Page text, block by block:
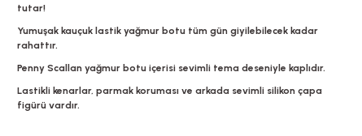
tutar!
Yumuşak kauçuk lastik yağmur botu tüm gün giyilebilecek kadar
rahattır.
Penny Scallan yağmur botu içerisi sevimli tema deseniyle kaplıdır.
Lastikli kenarlar, parmak koruması ve arkada sevimli silikon çapa
figürü vardır.